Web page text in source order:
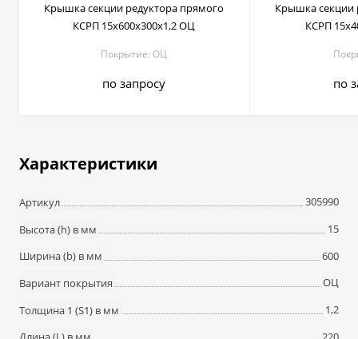
Крышка секции редуктора прямого
КСРП 15х600х300х1,2 ОЦ
Покрытие: ОЦ
по запросу
Крышка секции
КСРП
по
Характеристики
Артикул
305990
Высота (h) в мм
15
Ширина (b) в мм
600
Вариант покрытия
ОЦ
Толщина 1 (S1) в мм
1,2